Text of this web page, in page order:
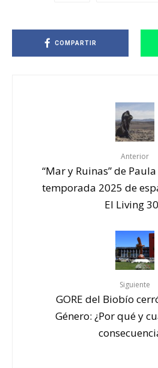
COMPARTIR
Anterior
“Mar y Ruinas” de
temporada 2025 de
El Living
Siguiente
GORE del Biobío
Género: ¿Por qué y